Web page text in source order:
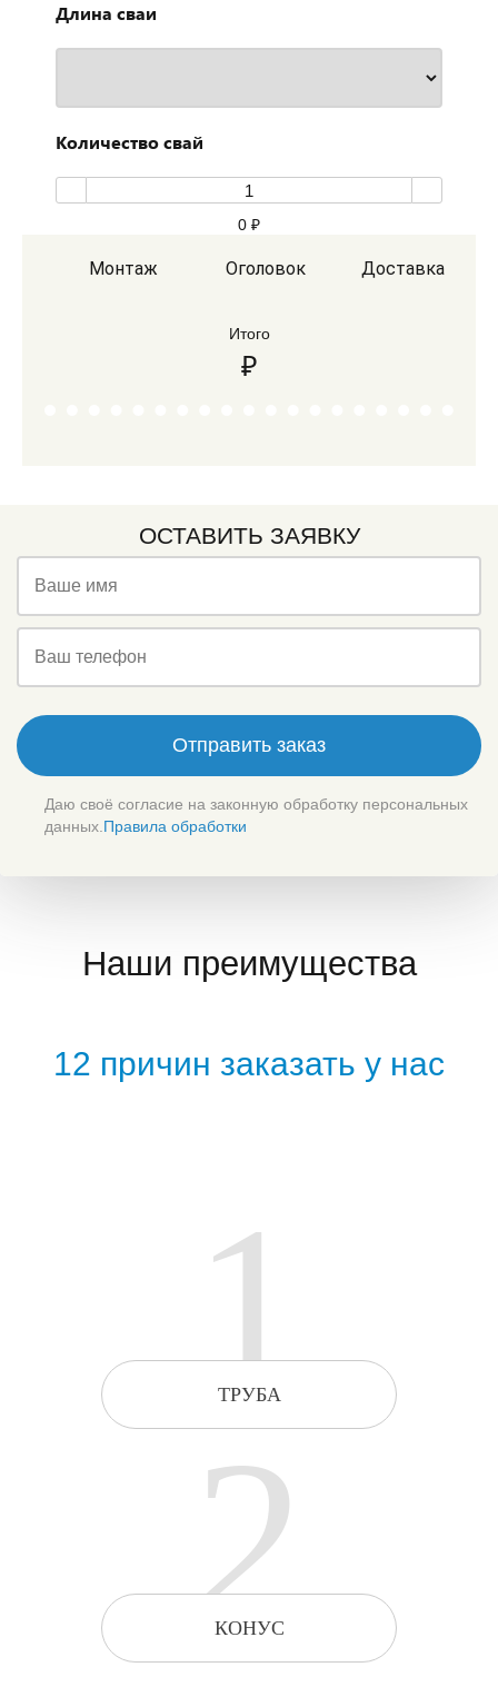
Длина сваи
Количество свай
0 ₽
Монтаж Оголовок Доставка
Итого
₽
ОСТАВИТЬ ЗАЯВКУ
Ваше имя
Ваш телефон
Отправить заказ
Даю своё согласие на законную обработку персональных
данных. Правила обработки
Наши преимущества
12 причин заказать у нас
1
ТРУБА
2
КОНУС